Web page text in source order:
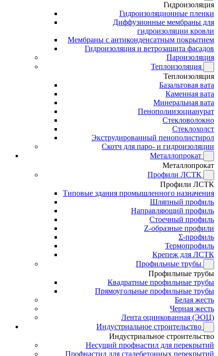
Гидроизоляция
Гидроизоляционные пленки
Диффузионные мембраны для
гидроизоляции кровли
Мембраны с антиконденсатным покрытием
Гидроизоляция и ветрозащита фасадов
Пароизоляция
Теплоизоляция
Теплоизоляция
Базальтовая вата
Каменная вата
Минеральная вата
Пенополиизоцианурат
Стекловолокно
Стеклохолст
Экструдированный пенополистирол
Скотч для паро- и гидроизоляции
Металлопрокат
Металлопрокат
Профили ЛСТК
Профили ЛСТК
Типовые здания промышленного назначения
Шляпный профиль
Направляющий профиль
Стоечный профиль
Z-образные профили
Σ-профиль
Термопрофиль
Крепеж для ЛСТК
Профильные трубы
Профильные трубы
Квадратные профильные трубы
Прямоугольные профильные трубы
Белая жесть
Черная жесть
Лента оцинкованная (ЭОЦ)
Индустриальное строительство
Индустриальное строительство
Несущий профнастил для перекрытий
Профнастил для сталебетонных перекрытий